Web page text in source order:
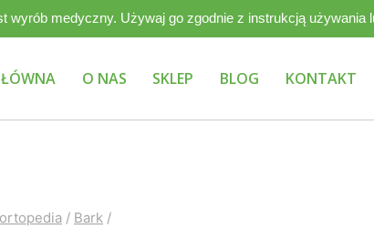
wyrób medyczny. Używaj go zgodnie z instrukcją używania
O NAS SKLEP BLOG KONTAKT
/ Bark /